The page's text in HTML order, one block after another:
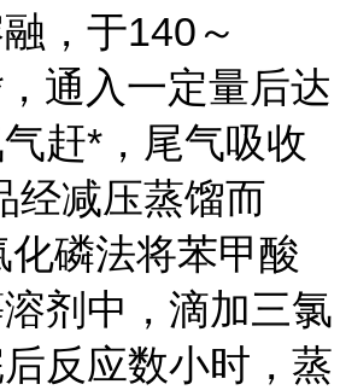
，于140～
通入一定量后达
赶*，尾气吸收
经减压蒸馏而
磷法将苯甲酸
剂中，滴加三氯
反应数小时，蒸